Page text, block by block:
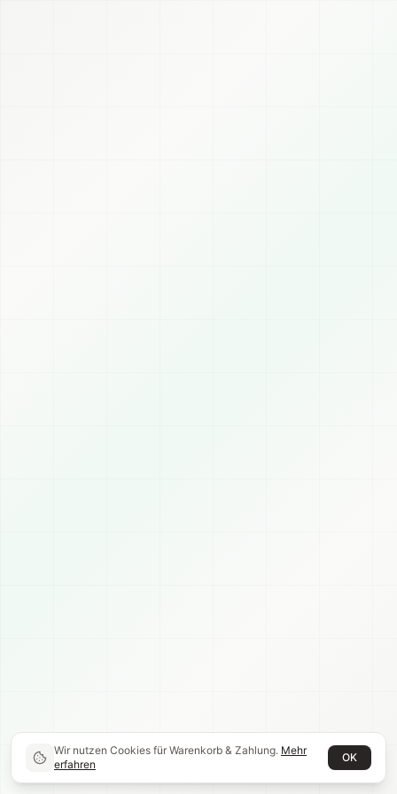
Wir nutzen Cookies für Warenkorb & Zahlung. Mehr
erfahren
OK